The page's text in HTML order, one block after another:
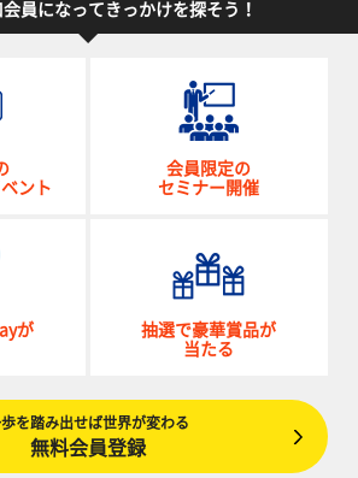
員になってきっかけを探そう！
ント
会員限定の
セミナー開催
が
抽選で豪華賞品が
当たる
を踏み出せば世界が変わる
無料会員登録